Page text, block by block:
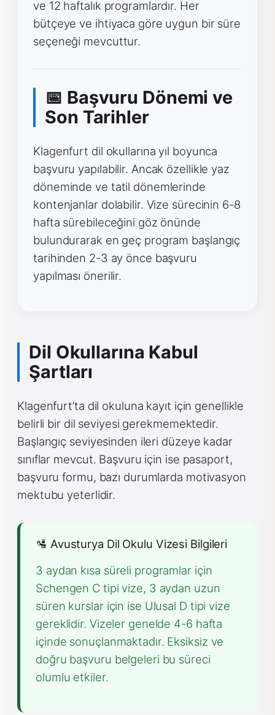
ve 12 haftalık programlardır. Her
bütçeye ve ihtiyaca göre uygun bir süre
seçeneği mevcuttur.
📅 Başvuru Dönemi ve
Son Tarihler
Klagenfurt dil okullarına yıl boyunca
başvuru yapılabilir. Ancak özellikle yaz
döneminde ve tatil dönemlerinde
kontenjanlar dolabilir. Vize sürecinin 6-8
hafta sürebileceğini göz önünde
bulundurarak en geç program başlangıç
tarihinden 2-3 ay önce başvuru
yapılması önerilir.
Dil Okullarına Kabul
Şartları
Klagenfurt’ta dil okuluna kayıt için genellikle
belirli bir dil seviyesi gerekmemektedir.
Başlangıç seviyesinden ileri düzeye kadar
sınıflar mevcut. Başvuru için ise pasaport,
başvuru formu, bazı durumlarda motivasyon
mektubu yeterlidir.
🛂 Avusturya Dil Okulu Vizesi Bilgileri
3 aydan kısa süreli programlar için
Schengen C tipi vize, 3 aydan uzun
süren kurslar için ise Ulusal D tipi vize
gereklidir. Vizeler genelde 4-6 hafta
içinde sonuçlanmaktadır. Eksiksiz ve
doğru başvuru belgeleri bu süreci
olumlu etkiler.